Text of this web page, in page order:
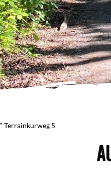
Terrainkurweg 5